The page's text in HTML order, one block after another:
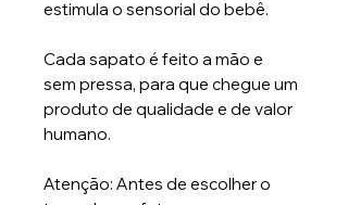
estimula o sensorial do bebê.
Cada sapato é feito a mão e
sem pressa, para que chegue um
produto de qualidade e de valor
humano.
Atenção: Antes de escolher o